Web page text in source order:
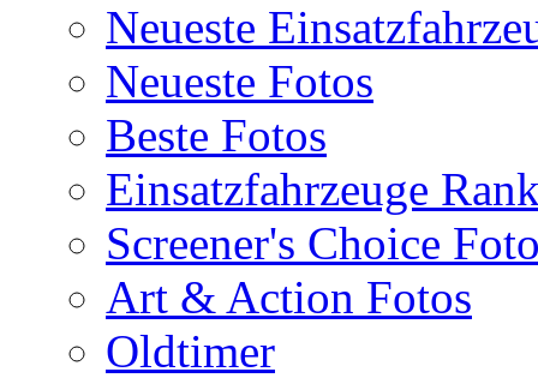
Neueste
Neueste Fotos
Beste Fotos
Einsatzfahrzeuge
Screener's Choice
Art & Action Fotos
Oldtimer